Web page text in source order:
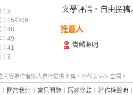
5
159289
48
49
41
3
文學評論，自由撰稿
推薦人
嵩麟淵明
內容為作者個人自行提供上傳，不代表 udn 立場。
關於我們 常見問題 服務條款 著作權聲明